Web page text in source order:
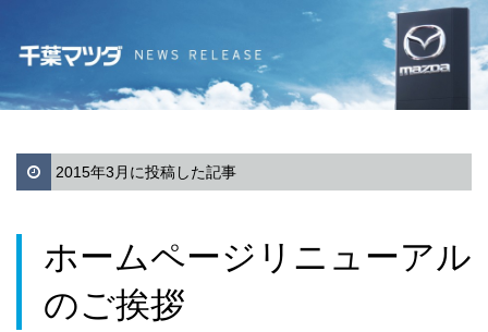
2015年3月に投稿した記事
ホームページリニューアル
のご挨拶